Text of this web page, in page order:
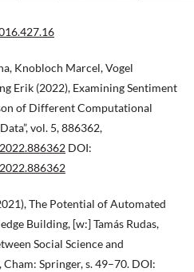
Knobloch Marcel, Vogel
Erik (2022), Examining Sentiment
of Different Computational
vol. 5, 886362,
DOI:
The Potential of Automated
Building, [w:] Tamás Rudas,
Social Science and
Springer, s. 49–70. DOI: